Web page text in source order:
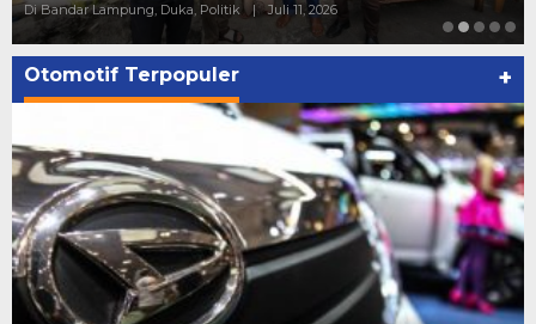
Di Bandar Lampung, Duka, Politik | Juli 11, 2026
Otomotif Terpopuler +